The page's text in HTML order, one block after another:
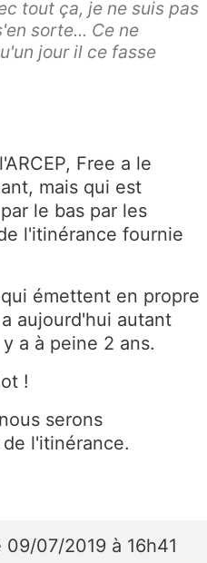
tout ça, je ne suis pas
sorte... Ce ne
jour il ce fasse
Free a le
mais qui est
le bas par les
l'itinérance fournie
émettent en propre
aujourd'hui autant
a à peine 2 ans.
!
serons
l'itinérance.
09/07/2019 à 16h41